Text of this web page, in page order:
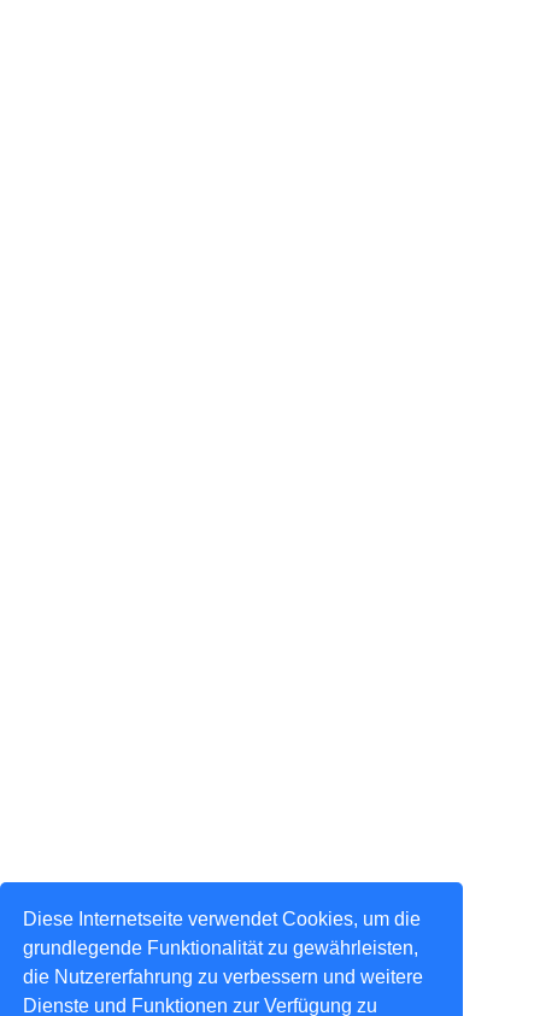
Diese Internetseite verwendet Cookies, um die
grundlegende Funktionalität zu gewährleisten,
die Nutzererfahrung zu verbessern und weitere
Dienste und Funktionen zur Verfügung zu